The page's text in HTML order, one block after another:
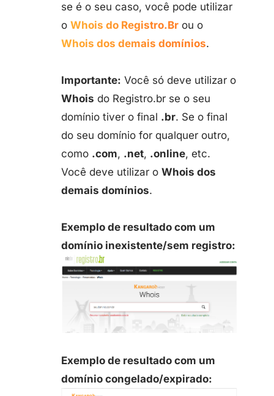
se é o seu caso, você pode utilizar
o Whois do Registro.Br ou o
Whois dos demais domínios.
Importante: Você só deve utilizar o
Whois do Registro.br se o seu
domínio tiver o final .br. Se o final
do seu domínio for qualquer outro,
como .com, .net, .online, etc.
Você deve utilizar o Whois dos
demais domínios.
Exemplo de resultado com um
domínio inexistente/sem registro:
Exemplo de resultado com um
domínio congelado/expirado: